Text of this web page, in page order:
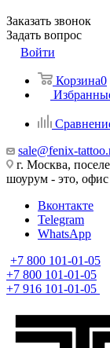
Заказать звонок
Задать вопрос
Войти
Корзина0
sale@fenix-
г. Москва,
шоурум - это,
Вконтакте
Telegram
WhatsApp
+7 800 101-01-05
+7 800 101-01-05
+7 916 101-01-05